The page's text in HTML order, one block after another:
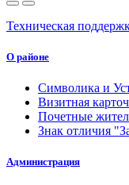
Техническая
О районе
Символика и
Визитная
Почетные
Знак отличия
Администрация